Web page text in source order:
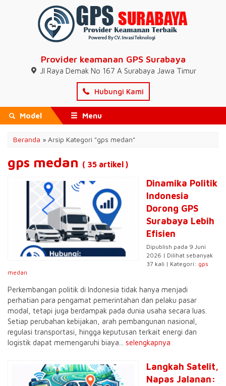
Provider keamanan GPS Surabaya
Jl Raya Demak No 167 A Surabaya Jawa Timur
Hubungi Kami
Model Menu
Beranda » Arsip Kategori "gps medan"
gps medan ( 35 artikel )
Dinamika Politik
Indonesia
Dorong GPS
Surabaya Lebih
Efisien
Dipublish pada 9 Juni
2026 | Dilihat sebanyak
37 kali | Kategori: gps
medan
Perkembangan politik di Indonesia tidak hanya menjadi
perhatian para pengamat pemerintahan dan pelaku pasar
modal, tetapi juga berdampak pada dunia usaha secara luas.
Setiap perubahan kebijakan, arah pembangunan nasional,
regulasi transportasi, hingga keputusan terkait energi dan
logistik dapat memengaruhi biaya... selengkapnya
Langkah Satelit,
Napas Jalanan: